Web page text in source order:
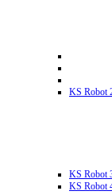
KS Robot
KS Robot
KS Robot